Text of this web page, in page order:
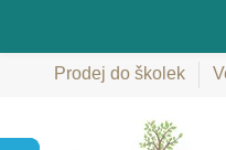
Prodej do školek